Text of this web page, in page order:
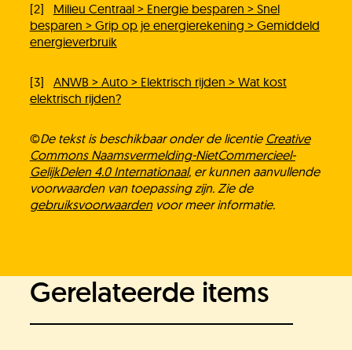
[2] Milieu Centraal > Energie besparen > Snel
besparen > Grip op je energierekening > Gemiddeld
energieverbruik
[3] ANWB > Auto > Elektrisch rijden > Wat kost
elektrisch rijden?
©De tekst is beschikbaar onder de licentie Creative
Commons Naamsvermelding-NietCommercieel-
GelijkDelen 4.0 Internationaal, er kunnen aanvullende
voorwaarden van toepassing zijn. Zie de
gebruiksvoorwaardenvoor meer informatie.
Gerelateerde items